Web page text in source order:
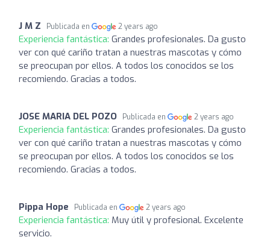
J M Z Publicada en 2 years ago
Experiencia fantástica: Grandes profesionales. Da gusto
ver con qué cariño tratan a nuestras mascotas y cómo
se preocupan por ellos. A todos los conocidos se los
recomiendo. Gracias a todos.
JOSE MARIA DEL POZO Publicada en 2 years ago
Experiencia fantástica: Grandes profesionales. Da gusto
ver con qué cariño tratan a nuestras mascotas y cómo
se preocupan por ellos. A todos los conocidos se los
recomiendo. Gracias a todos.
Pippa Hope Publicada en 2 years ago
Experiencia fantástica: Muy útil y profesional. Excelente
servicio.